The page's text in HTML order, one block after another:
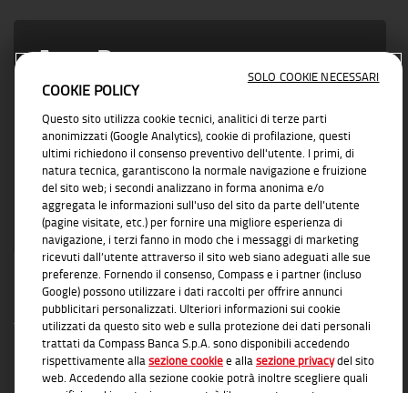
Area Partner
Vicino ad ogni esigenza di business con
soluzioni concrete e affidabili
INFORMAZIONI TRASPARENTI
COOKIE POLICY
Questo sito utilizza cookie tecnici, analitici di terze parti
anonimizzati (Google Analytics), cookie di profilazione, questi
ultimi richiedono il consenso preventivo dell'utente. I primi, di
natura tecnica, garantiscono la normale navigazione e fruizione
del sito web; i secondi analizzano in forma anonima e/o
aggregata le informazioni sull'uso del sito da parte dell’utente
(pagine visitate, etc.) per fornire una migliore esperienza di
navigazione, i terzi fanno in modo che i messaggi di marketing
ricevuti dall’utente attraverso il sito web siano adeguati alle sue
preferenze. Fornendo il consenso, Compass e i partner (incluso
Google) possono utilizzare i dati raccolti per offrire annunci
pubblicitari personalizzati. Ulteriori informazioni sui cookie
utilizzati da questo sito web e sulla protezione dei dati personali
trattati da Compass Banca S.p.A. sono disponibili accedendo
rispettivamente allasezione cookiee allasezione privacydel sito
web. Accedendo alla sezione cookie potrà inoltre scegliere quali
SOLO COOKIE NECESSARI